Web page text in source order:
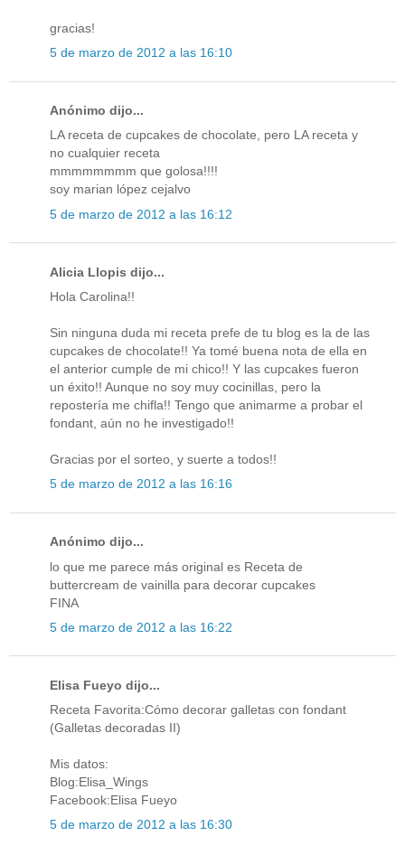
gracias!
5 de marzo de 2012 a las 16:10
Anónimo dijo...
LA receta de cupcakes de chocolate, pero LA receta y
no cualquier receta
mmmmmmmm que golosa!!!!
soy marian lópez cejalvo
5 de marzo de 2012 a las 16:12
Alicia Llopis dijo...
Hola Carolina!!
Sin ninguna duda mi receta prefe de tu blog es la de las
cupcakes de chocolate!! Ya tomé buena nota de ella en
el anterior cumple de mi chico!! Y las cupcakes fueron
un éxito!! Aunque no soy muy cocinillas, pero la
repostería me chifla!! Tengo que animarme a probar el
fondant, aún no he investigado!!
Gracias por el sorteo, y suerte a todos!!
5 de marzo de 2012 a las 16:16
Anónimo dijo...
lo que me parece más original es Receta de
buttercream de vainilla para decorar cupcakes
FINA
5 de marzo de 2012 a las 16:22
Elisa Fueyo dijo...
Receta Favorita:Cómo decorar galletas con fondant
(Galletas decoradas II)
Mis datos:
Blog:Elisa_Wings
Facebook:Elisa Fueyo
5 de marzo de 2012 a las 16:30